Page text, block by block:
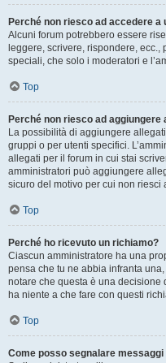
Perché non riesco ad accedere a
Alcuni forum potrebbero essere
leggere, scrivere, rispondere,
speciali, che solo i moderatori e
Top
Perché non riesco ad aggiungere
La possibilità di aggiungere
gruppi o per utenti specifici.
allegati per il forum in cui stai
amministratori può aggiungere
sicuro del motivo per cui non riesci
Top
Perché ho ricevuto un richiamo?
Ciascun amministratore ha una
pensa che tu ne abbia infranta
notare che questa è una decisione
ha niente a che fare con questi
Top
Come posso segnalare